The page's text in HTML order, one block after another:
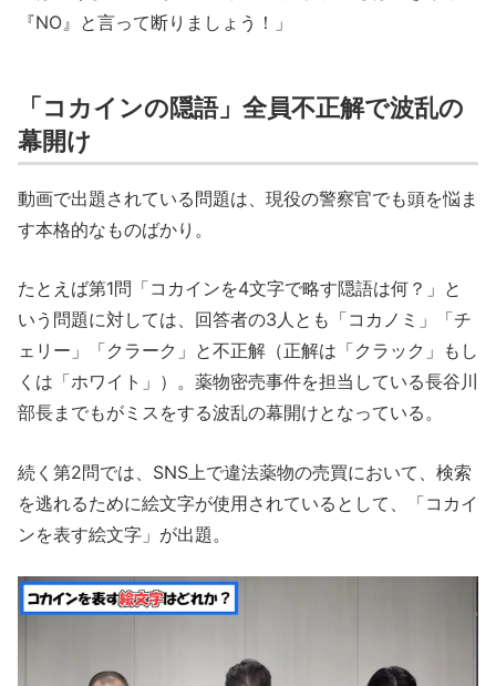
『NO』と言って断りましょう！」
「コカインの隠語」全員不正解で波乱の
幕開け
動画で出題されている問題は、現役の警察官でも頭を悩ま
す本格的なものばかり。
たとえば第1問「コカインを4文字で略す隠語は何？」と
いう問題に対しては、回答者の3人とも「コカノミ」「チ
ェリー」「クラーク」と不正解（正解は「クラック」もし
くは「ホワイト」）。薬物密売事件を担当している長谷川
部長までもがミスをする波乱の幕開けとなっている。
続く第2問では、SNS上で違法薬物の売買において、検索
を逃れるために絵文字が使用されているとして、「コカイ
ンを表す絵文字」が出題。